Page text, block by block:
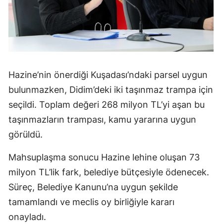
Hazine’nin önerdiği Kuşadası’ndaki parsel uygun
bulunmazken, Didim’deki iki taşınmaz trampa için
seçildi. Toplam değeri 268 milyon TL’yi aşan bu
taşınmazların trampası, kamu yararına uygun
görüldü.
Mahsuplaşma sonucu Hazine lehine oluşan 73
milyon TL’lik fark, belediye bütçesiyle ödenecek.
Süreç, Belediye Kanunu’na uygun şekilde
tamamlandı ve meclis oy birliğiyle kararı
onayladı.